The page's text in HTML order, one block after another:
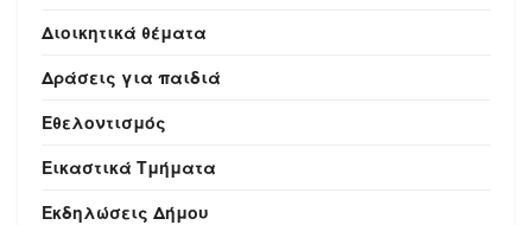
Διοικητικά θέματα
Δράσεις για παιδιά
Εθελοντισμός
Εικαστικά Τμήματα
Εκδηλώσεις Δήμου